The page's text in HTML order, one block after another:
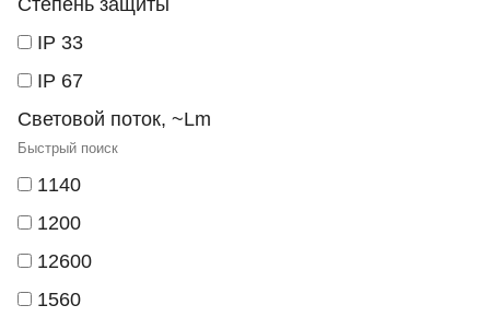
Степень защиты
IP 33
IP 67
Световой поток, ~Lm
1140
1200
12600
1560